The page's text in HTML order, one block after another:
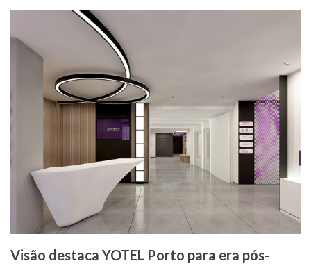
Visão destaca YOTEL Porto para era pós-